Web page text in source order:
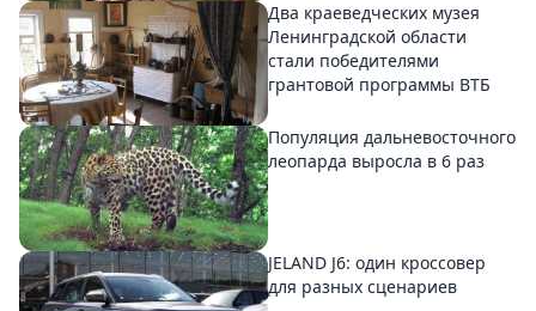
Два краеведческих музея
Ленинградской области
стали победителями
грантовой программы ВТБ
Популяция дальневосточного
леопарда выросла в 6 раз
JELAND J6: один кроссовер
для разных сценариев